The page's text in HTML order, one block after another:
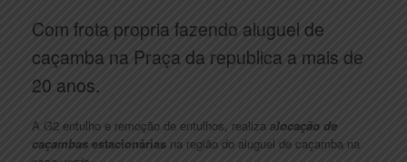
Com frota propria fazendo aluguel de
caçamba na Praça da republica a mais de
20 anos.
A G2 entulho e remoção de entulhos, realiza alocação de
caçambas estacionárias na região do aluguel de caçamba na